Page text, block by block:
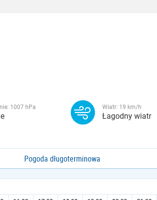
1007 hPa Wiatr: 19 km/h
Łagodny wiatr
Pogoda długoterminowa